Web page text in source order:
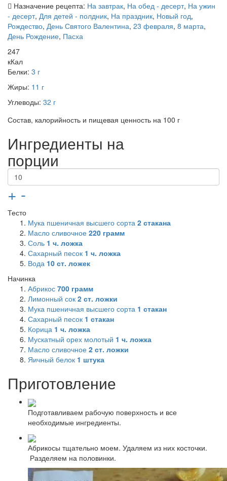
Назначение рецепта: На завтрак, На обед - десерт, На ужин
- десерт, Для детей - полдник, На праздник, Новый год,
Рождество, День Святого Валентина, 23 февраля, 8 марта,
День Рождение, Пасха
247
кКал
Белки: 3 г
Жиры: 11 г
Углеводы: 32 г
Состав, калорийность и пищевая ценность на 100 г
Ингредиенты на
порции
+ -
Тесто
Мука пшеничная высшего сорта 2 стакана
Масло сливочное 220 грамм
Соль 1 ч. ложка
Сахарный песок 1 ч. ложка
Вода 10 ст. ложек
Начинка
Абрикос 700 грамм
Лимонный сок 2 ст. ложки
Мука пшеничная высшего сорта 1 стакан
Сахарный песок 1 стакан
Корица 1 ч. ложка
Мускатный орех молотый 1 ч. ложка
Масло сливочное 2 ст. ложки
Яичный белок 1 штука
Приготовление
Подготавливаем рабочую поверхность и все
необходимые ингредиенты.
Абрикосы тщательно моем. Удаляем из них косточки.
Разделяем на половинки.